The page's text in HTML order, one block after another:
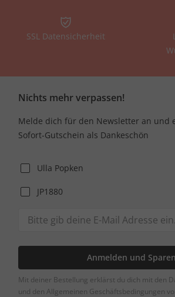
SSL Datensicherheit
Nichts mehr verpassen!
Melde dich für den Newsletter an und
Sofort-Gutschein als Dankeschön
Ulla Popken
JP1880
Anmelden und Sparen
Mit deiner Bestellung erklärst du dich mit den
und den Allgemeinen Geschäftsbedingungen